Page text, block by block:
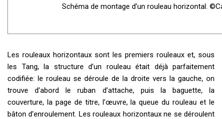
Schéma de montage d’un rouleau horizontal.
Les rouleaux horizontaux sont les premiers rouleaux et, sous
les Tang, la structure d’un rouleau était déjà parfaitement
codifiée: le rouleau se déroule de la droite vers la gauche, on
trouve d’abord le ruban d’attache, puis la baguette, la
couverture, la page de titre, l’œuvre, la queue du rouleau et le
bâton d’enroulement. Les rouleaux horizontaux ne se déroulent